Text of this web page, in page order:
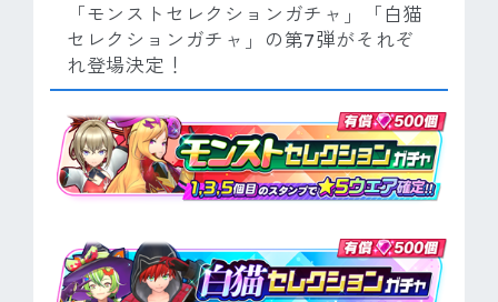
「モンストセレクションガチャ」「白猫
セレクションガチャ」の第7弾がそれぞ
れ登場決定！